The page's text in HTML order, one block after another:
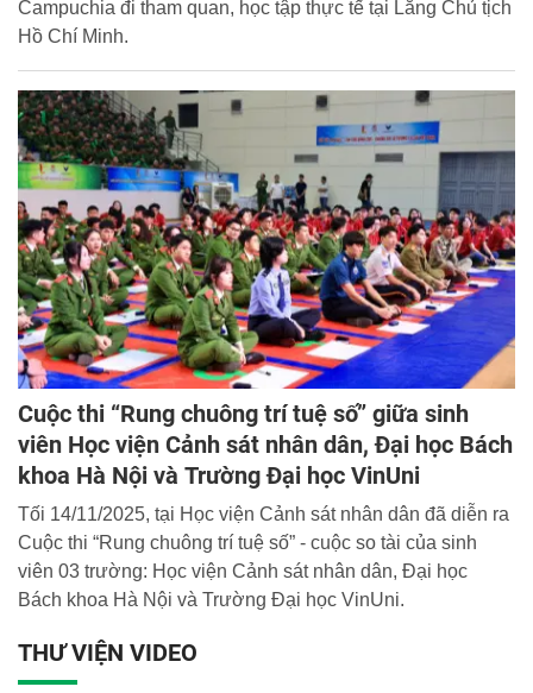
Campuchia đi tham quan, học tập thực tế tại Lăng Chủ tịch
Hồ Chí Minh.
Cuộc thi “Rung chuông trí tuệ số” giữa sinh
viên Học viện Cảnh sát nhân dân, Đại học Bách
khoa Hà Nội và Trường Đại học VinUni
Tối 14/11/2025, tại Học viện Cảnh sát nhân dân đã diễn ra
Cuộc thi “Rung chuông trí tuệ số” - cuộc so tài của sinh
viên 03 trường: Học viện Cảnh sát nhân dân, Đại học
Bách khoa Hà Nội và Trường Đại học VinUni.
THƯ VIỆN VIDEO